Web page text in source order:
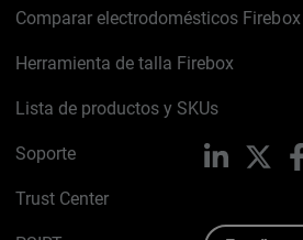
Comparar electrodomésticos Firebox
Herramienta de talla Firebox
Lista de productos y SKUs
Soporte
Trust Center
LinkedIn